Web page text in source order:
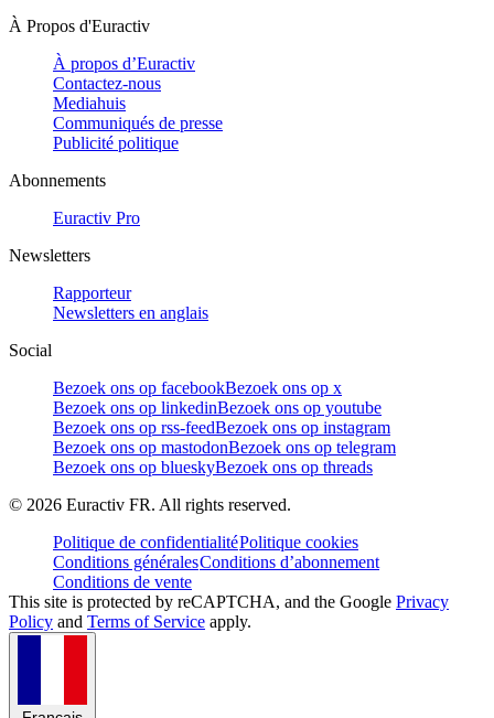
À Propos d'Euractiv
À propos d’Euractiv
Contactez-nous
Mediahuis
Communiqués de presse
Publicité politique
Abonnements
Euractiv Pro
Newsletters
Rapporteur
Newsletters en anglais
Social
Bezoek ons op facebookBezoek ons op x
Bezoek ons op linkedinBezoek ons op youtube
Bezoek ons op rss-feedBezoek ons op instagram
Bezoek ons op mastodonBezoek ons op telegram
Bezoek ons op blueskyBezoek ons op threads
© 2026 Euractiv FR. All rights reserved.
Politique de confidentialitéPolitique cookies
Conditions généralesConditions d’abonnement
Conditions de vente
This site is protected by reCAPTCHA, and the Google Privacy
Policy and Terms of Service apply.